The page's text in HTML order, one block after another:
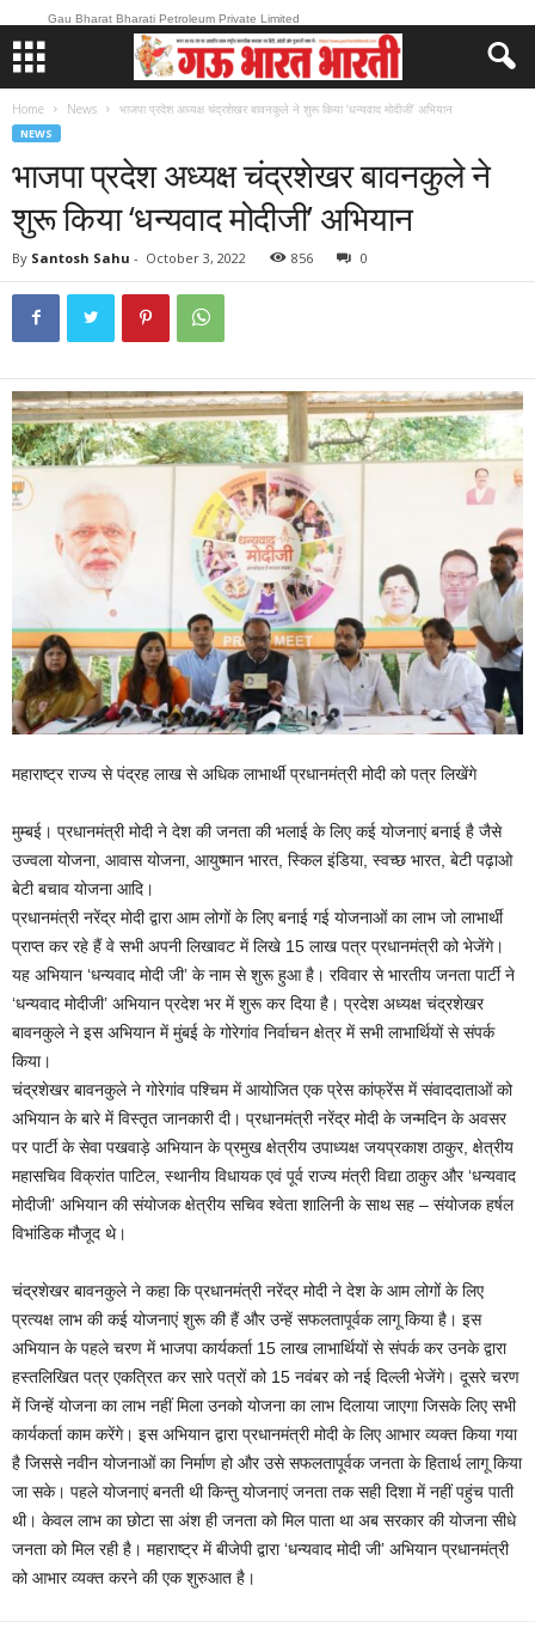
Gau Bharat Bharati Petroleum Private Limited
Home News भाजपा प्रदेश अध्यक्ष चंद्रशेखर बावनकुले ने शुरू किया ‘धन्यवाद मोदीजी’ अभियान
NEWS
भाजपा प्रदेश अध्यक्ष चंद्रशेखर बावनकुले ने
शुरू किया ‘धन्यवाद मोदीजी’ अभियान
By Santosh Sahu - October 3, 2022 856 0
महाराष्ट्र राज्य से पंद्रह लाख से अधिक लाभार्थी प्रधानमंत्री मोदी को पत्र लिखेंगे
मुम्बई। प्रधानमंत्री मोदी ने देश की जनता की भलाई के लिए कई योजनाएं बनाई है जैसे
उज्वला योजना, आवास योजना, आयुष्मान भारत, स्किल इंडिया, स्वच्छ भारत, बेटी पढ़ाओ
बेटी बचाव योजना आदि।
प्रधानमंत्री नरेंद्र मोदी द्वारा आम लोगों के लिए बनाई गई योजनाओं का लाभ जो लाभार्थी
प्राप्त कर रहे हैं वे सभी अपनी लिखावट में लिखे 15 लाख पत्र प्रधानमंत्री को भेजेंगे।
यह अभियान ‘धन्यवाद मोदी जी’ के नाम से शुरू हुआ है। रविवार से भारतीय जनता पार्टी ने
‘धन्यवाद मोदीजी’ अभियान प्रदेश भर में शुरू कर दिया है। प्रदेश अध्यक्ष चंद्रशेखर
बावनकुले ने इस अभियान में मुंबई के गोरेगांव निर्वाचन क्षेत्र में सभी लाभार्थियों से संपर्क
किया।
चंद्रशेखर बावनकुले ने गोरेगांव पश्चिम में आयोजित एक प्रेस कांफ्रेंस में संवाददाताओं को
अभियान के बारे में विस्तृत जानकारी दी। प्रधानमंत्री नरेंद्र मोदी के जन्मदिन के अवसर
पर पार्टी के सेवा पखवाड़े अभियान के प्रमुख क्षेत्रीय उपाध्यक्ष जयप्रकाश ठाकुर, क्षेत्रीय
महासचिव विक्रांत पाटिल, स्थानीय विधायक एवं पूर्व राज्य मंत्री विद्या ठाकुर और ‘धन्यवाद
मोदीजी’ अभियान की संयोजक क्षेत्रीय सचिव श्वेता शालिनी के साथ सह – संयोजक हर्षल
विभांडिक मौजूद थे।
चंद्रशेखर बावनकुले ने कहा कि प्रधानमंत्री नरेंद्र मोदी ने देश के आम लोगों के लिए
प्रत्यक्ष लाभ की कई योजनाएं शुरू की हैं और उन्हें सफलतापूर्वक लागू किया है। इस
अभियान के पहले चरण में भाजपा कार्यकर्ता 15 लाख लाभार्थियों से संपर्क कर उनके द्वारा
हस्तलिखित पत्र एकत्रित कर सारे पत्रों को 15 नवंबर को नई दिल्ली भेजेंगे। दूसरे चरण
में जिन्हें योजना का लाभ नहीं मिला उनको योजना का लाभ दिलाया जाएगा जिसके लिए सभी
कार्यकर्ता काम करेंगे। इस अभियान द्वारा प्रधानमंत्री मोदी के लिए आभार व्यक्त किया गया
है जिससे नवीन योजनाओं का निर्माण हो और उसे सफलतापूर्वक जनता के हितार्थ लागू किया
जा सके। पहले योजनाएं बनती थी किन्तु योजनाएं जनता तक सही दिशा में नहीं पहुंच पाती
थी। केवल लाभ का छोटा सा अंश ही जनता को मिल पाता था अब सरकार की योजना सीधे
जनता को मिल रही है। महाराष्ट्र में बीजेपी द्वारा ‘धन्यवाद मोदी जी’ अभियान प्रधानमंत्री
को आभार व्यक्त करने की एक शुरुआत है।